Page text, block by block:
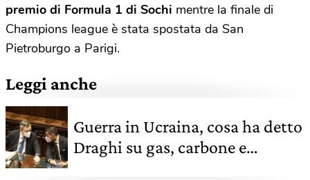
premio di Formula 1 di Sochi mentre la finale di
Champions league è stata spostata da San
Pietroburgo a Parigi.
Leggi anche
Guerra in Ucraina, cosa ha detto
Draghi su gas, carbone e